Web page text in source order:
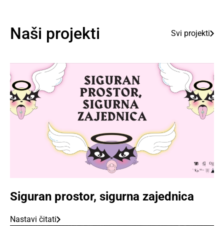
Naši projekti Svi projekti
Siguran prostor, sigurna zajednica
Nastavi čitati